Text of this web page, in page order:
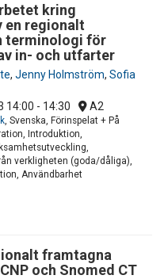
kring
en regionalt
terminologi för
in- och utfarter
, Jenny Holmström, Sofia
14:00 - 14:30 A2
, Svenska, Förinspelat + På
Introduktion,
verkligheten (goda/dåliga),
Användbarhet
framtagna
och Snomed CT